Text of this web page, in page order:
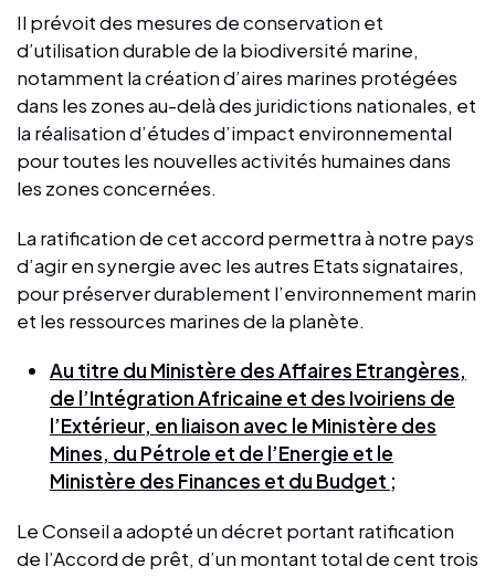
Il prévoit des mesures de conservation et
d’utilisation durable de la biodiversité marine,
notamment la création d’aires marines protégées
dans les zones au-delà des juridictions nationales, et
la réalisation d’études d’impact environnemental
pour toutes les nouvelles activités humaines dans
les zones concernées.
La ratification de cet accord permettra à notre pays
d’agir en synergie avec les autres Etats signataires,
pour préserver durablement l’environnement marin
et les ressources marines de la planète.
Au titre du Ministère des Affaires Etrangères,
de l’Intégration Africaine et des Ivoiriens de
l’Extérieur, en liaison avec le Ministère des
Mines, du Pétrole et de l’Energie et le
Ministère des Finances et du Budget ;
Le Conseil a adopté un décret portant ratification
de l’Accord de prêt, d’un montant total de cent trois